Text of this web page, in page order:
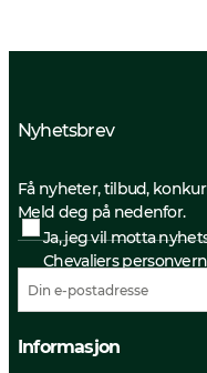
Nyhetsbrev
Få nyheter, tilbud,
Meld deg på nedenfor.
Ja, jeg vil motta
Chevaliers
Informasjon